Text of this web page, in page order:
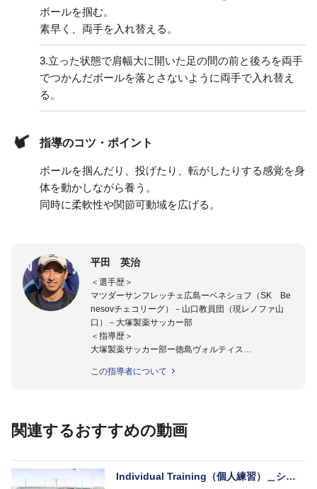
ボールを掴む。
素早く、両手を入れ替える。
3.立った状態で肩幅大に開いた足の間の前と後ろを両手
でつかんだボールを落とさないように両手で入れ替え
る。
指導のコツ・ポイント
ボールを掴んだり、投げたり、転がしたりする感覚を身
体を動かしながら養う。
同時に柔軟性や関節可動域を広げる。
平田 英治
＜選手歴＞
マツダーサンフレッチェ広島ーベネショフ（SK Be
nesovチェコリーグ）－山口教員団（現レノファ山
口）－大塚製薬サッカー部
＜指導歴＞
大塚製薬サッカー部ー徳島ヴォルティス
四国大学准教授。
この指導者について
関連するおすすめの動画
Individual Training（個人練習）＿シ…